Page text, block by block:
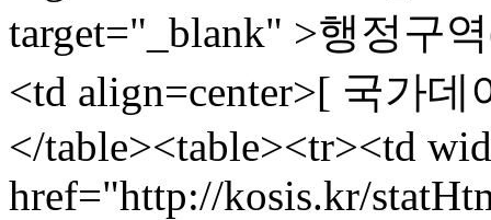
target="_blank" >행정구
<td align=center>[ 국가
</table><table><tr><td
href="http://kosis.kr/